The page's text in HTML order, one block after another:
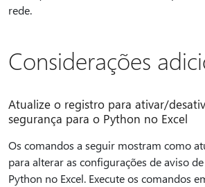
rede.
Considerações
Atualize o registro para ativar/
segurança para o Python no Excel
Os comandos a seguir mostram como
para alterar as configurações de aviso
Python no Excel. Execute os comandos